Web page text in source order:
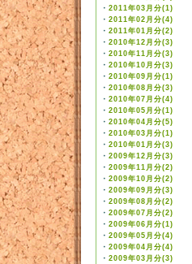
・ 2011年03月分(1)
・ 2011年02月分(4)
・ 2011年01月分(2)
・ 2010年12月分(3)
・ 2010年11月分(3)
・ 2010年10月分(3)
・ 2010年09月分(1)
・ 2010年08月分(3)
・ 2010年07月分(4)
・ 2010年05月分(1)
・ 2010年04月分(5)
・ 2010年03月分(1)
・ 2010年01月分(3)
・ 2009年12月分(3)
・ 2009年11月分(2)
・ 2009年10月分(2)
・ 2009年09月分(3)
・ 2009年08月分(2)
・ 2009年07月分(2)
・ 2009年06月分(1)
・ 2009年05月分(4)
・ 2009年04月分(4)
・ 2009年03月分(3)